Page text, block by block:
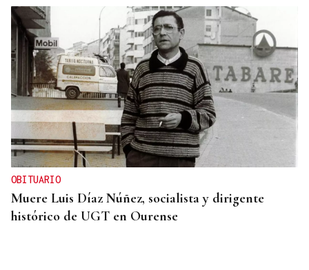
OBITUARIO
Muere Luis Díaz Núñez, socialista y dirigente
histórico de UGT en Ourense